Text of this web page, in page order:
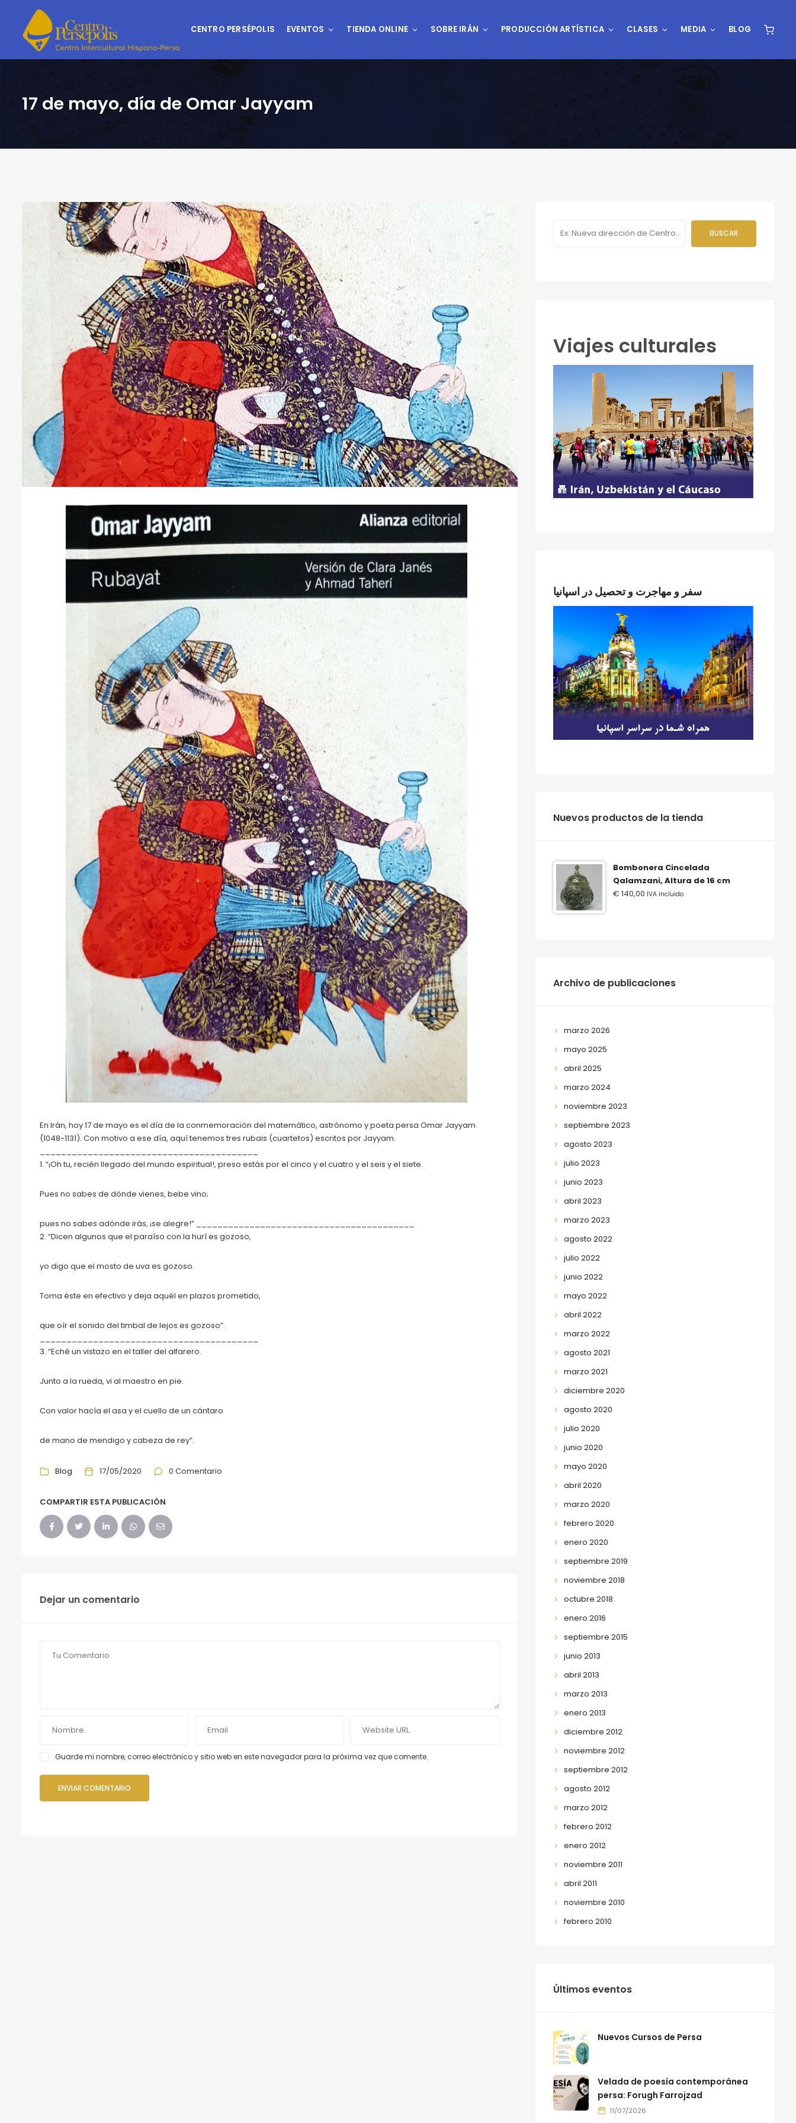
CENTRO PERSÉPOLIS EVENTOS TIENDA ONLINE SOBRE IRÁN PRODUCCIÓN ARTÍSTICA CLASES MEDIA BLOG
17 de mayo, día de Omar Jayyam
En Irán, hoy 17 de mayo es el día de la conmemoración del matemático, astrónomo y poeta persa Omar Jayyam
(1048-1131). Con motivo a ese día, aquí tenemos tres rubais (cuartetos) escritos por Jayyam.
1. “¡Oh tu, recién llegado del mundo espiritual!, preso estás por el cinco y el cuatro y el seis y el siete.
Pues no sabes de dónde vienes, bebe vino;
pues no sabes adónde irás, ¡se alegre!” _________________________________________
2. “Dicen algunos que el paraíso con la hurí es gozoso,
yo digo que el mosto de uva es gozoso.
Toma éste en efectivo y deja aquél en plazos prometido,
que oír el sonido del timbal de lejos es gozoso”.
3. “Eché un vistazo en el taller del alfarero.
Junto a la rueda, vi al maestro en pie.
Con valor hacía el asa y el cuello de un cántaro
de mano de mendigo y cabeza de rey”.
Blog 17/05/2020 0 Comentario
COMPARTIR ESTA PUBLICACIÓN
Dejar un comentario
Guarde mi nombre, correo electrónico y sitio web en este navegador para la próxima vez que comente.
Viajes culturales
سفر و مهاجرت و تحصیل در اسپانیا
‫‪Nuevos‬‬ ‫‪productos‬‬ ‫‪de‬‬ ‫‪la‬‬ ‫‪tienda‬‬
Bombonera Cincelada
Qalamzani, Altura de 16 cm
€ 140,00 IVA incluido
Archivo de publicaciones
marzo 2026
mayo 2025
abril 2025
marzo 2024
noviembre 2023
septiembre 2023
agosto 2023
julio 2023
junio 2023
abril 2023
marzo 2023
agosto 2022
julio 2022
junio 2022
mayo 2022
abril 2022
marzo 2022
agosto 2021
marzo 2021
diciembre 2020
agosto 2020
julio 2020
junio 2020
mayo 2020
abril 2020
marzo 2020
febrero 2020
enero 2020
septiembre 2019
noviembre 2018
octubre 2018
enero 2016
septiembre 2015
junio 2013
abril 2013
marzo 2013
enero 2013
diciembre 2012
noviembre 2012
septiembre 2012
agosto 2012
marzo 2012
febrero 2012
enero 2012
noviembre 2011
abril 2011
noviembre 2010
febrero 2010
Últimos eventos
Nuevos Cursos de Persa
Velada de poesía contemporánea
persa: Forugh Farrojzad
11/07/2026